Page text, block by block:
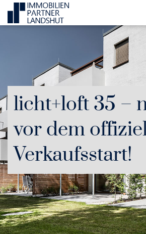
licht+loft 35 –
vor dem
Verkaufsstart!